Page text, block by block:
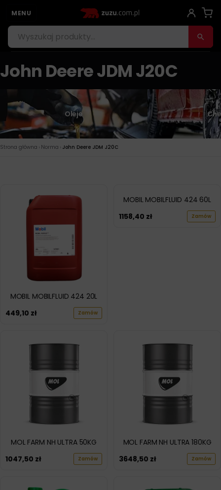
MENU
John Deere JDM J20C
Oleje
Strona główna › Norma › John Deere JDM J20C
MOBIL MOBILFLUID 424 20L
449,10 zł Zamów
MOBIL MOBILFLUID 424 60L
1158,40 zł Zamów
MOL FARM NH ULTRA 50KG
1047,50 zł Zamów
MOL FARM NH ULTRA 180KG
3648,50 zł Zamów